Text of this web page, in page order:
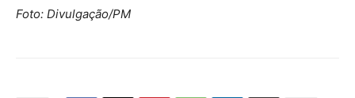
Foto: Divulgação/PM